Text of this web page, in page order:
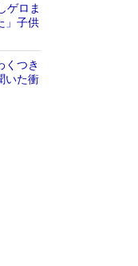
ゲロま
」子供
くつき
いた衝